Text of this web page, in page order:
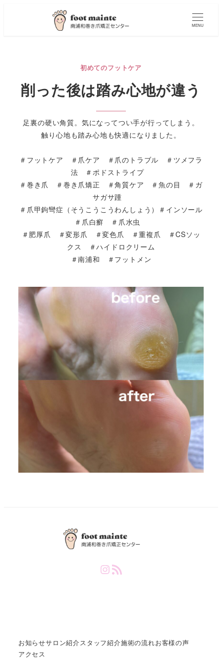
MENU
初めてのフットケア
削った後は踏み心地が違う
足裏の硬い角質。気になってつい手が行ってしまう。
触り心地も踏み心地も快適になりました。
＃フットケア ＃爪ケア ＃爪のトラブル ＃ツメフラ
法 ＃ポドストライプ
＃巻き爪 ＃巻き爪矯正 ＃角質ケア ＃魚の目 ＃ガ
サガサ踵
＃爪甲鉤彎症（そうこうこうわんしょう）＃インソール
＃爪白癬 ＃爪水虫
＃肥厚爪 ＃変形爪 ＃変色爪 ＃重複爪 ＃CSソッ
クス ＃ハイドロクリーム
＃南浦和 ＃フットメン
InstagramRSS Feed
お知らせサロン紹介スタッフ紹介施術の流れお客様の声
アクセス